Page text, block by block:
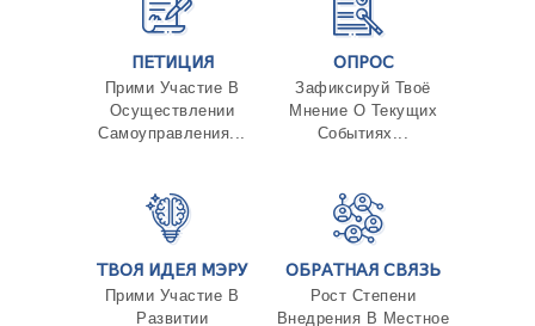
ПЕТИЦИЯ
Прими Участие В
Осуществлении
Самоуправления...
ОПРОС
Зафиксируй Твоё
Мнение О Текущих
Событиях...
ТВОЯ ИДЕЯ МЭРУ
Прими Участие В
Развитии
ОБРАТНАЯ СВЯЗЬ
Рост Степени
Внедрения В Местное